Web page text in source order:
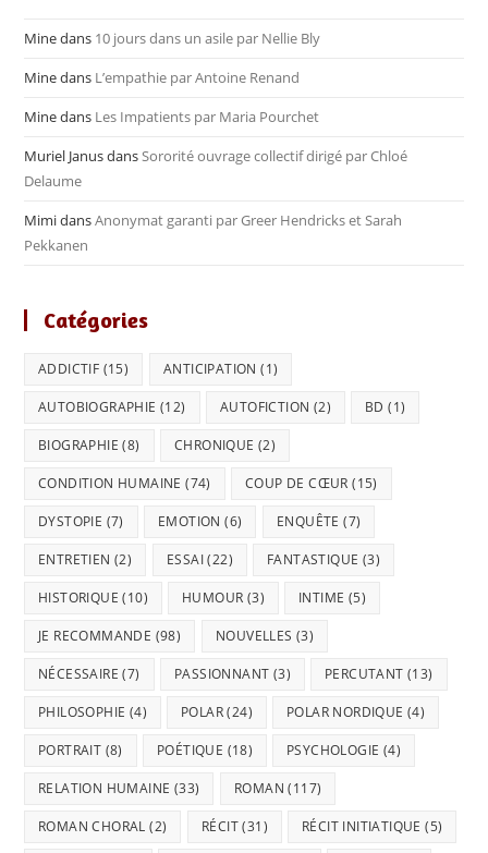
Minedans 10 jours dans un asile par Nellie Bly
Minedans L’empathie par Antoine Renand
Minedans Les Impatients par Maria Pourchet
Muriel Janusdans Sororité ouvrage collectif dirigé par Chloé
Delaume
MimidansAnonymat garanti par Greer Hendricks et Sarah
Pekkanen
Catégories
ADDICTIF (15) ANTICIPATION (1)
AUTOBIOGRAPHIE (12) AUTOFICTION (2) BD (1)
BIOGRAPHIE (8) CHRONIQUE (2)
CONDITION HUMAINE (74) COUP DE CŒUR (15)
DYSTOPIE (7) EMOTION (6) ENQUÊTE (7)
ENTRETIEN (2) ESSAI(22) FANTASTIQUE (3)
HISTORIQUE (10) HUMOUR (3) INTIME (5)
JE RECOMMANDE (98) NOUVELLES (3)
NÉCESSAIRE (7) PASSIONNANT (3) PERCUTANT (13)
PHILOSOPHIE (4) POLAR(24) POLAR NORDIQUE (4)
PORTRAIT (8) POÉTIQUE (18) PSYCHOLOGIE (4)
RELATION HUMAINE (33) ROMAN (117)
ROMAN CHORAL (2) RÉCIT(31) RÉCIT INITIATIQUE (5)